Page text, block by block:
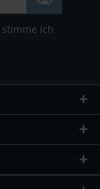
stimme ich